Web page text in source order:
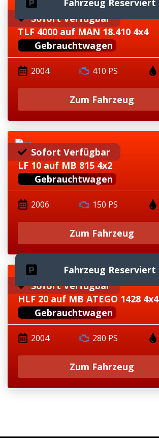
Fahrzeug Reserviert
TLF 4000 auf MAN 18.410 4x4
Gebrauchtwagen
2004 410 PS
Zum Fahrzeug
Sofort Verfügbar
LF 10 auf MB 815 4x2
Gebrauchtwagen
2006 150 PS
Zum Fahrzeug
Sofort Verfügbar
Fahrzeug Reserviert
HLF 20 auf MB ATEGO 1428 4x4
Gebrauchtwagen
2004 280 PS
Zum Fahrzeug
Sofort Verfügbar